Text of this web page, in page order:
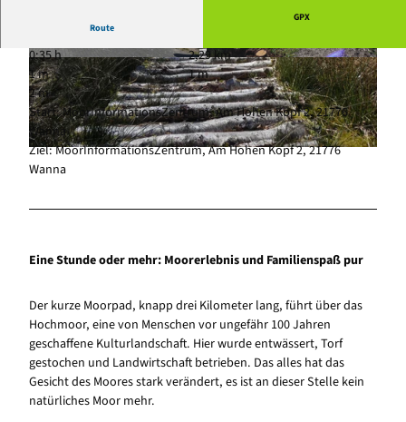
© Angela Pannek, Cuxland-Tourismus | CC-BY
© Angela Pannek, Cuxland-Tourismus |
CC-BY
© Angela Pannek, Cuxland-Tourismus |
CC-BY
Route
GPX
0:35 h
2,29 km
1 m
1 m
2 m
Start: MoorInformationsZentrum, Am Hohen Kopf 2, 21776
Wanna
Ziel: MoorInformationsZentrum, Am Hohen Kopf 2, 21776
Wanna
Eine Stunde oder mehr: Moorerlebnis und Familienspaß pur
Der kurze Moorpad, knapp drei Kilometer lang, führt über das
Hochmoor, eine von Menschen vor ungefähr 100 Jahren
geschaffene Kulturlandschaft. Hier wurde entwässert, Torf
gestochen und Landwirtschaft betrieben. Das alles hat das
Gesicht des Moores stark verändert, es ist an dieser Stelle kein
natürliches Moor mehr.